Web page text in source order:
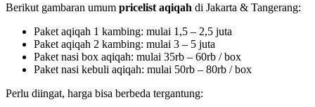
Berikut gambaran umum pricelist aqiqah di Jakarta & Tangerang:
Paket aqiqah 1 kambing: mulai 1,5 – 2,5 juta
Paket aqiqah 2 kambing: mulai 3 – 5 juta
Paket nasi box aqiqah: mulai 35rb – 60rb / box
Paket nasi kebuli aqiqah: mulai 50rb – 80rb / box
Perlu diingat, harga bisa berbeda tergantung: